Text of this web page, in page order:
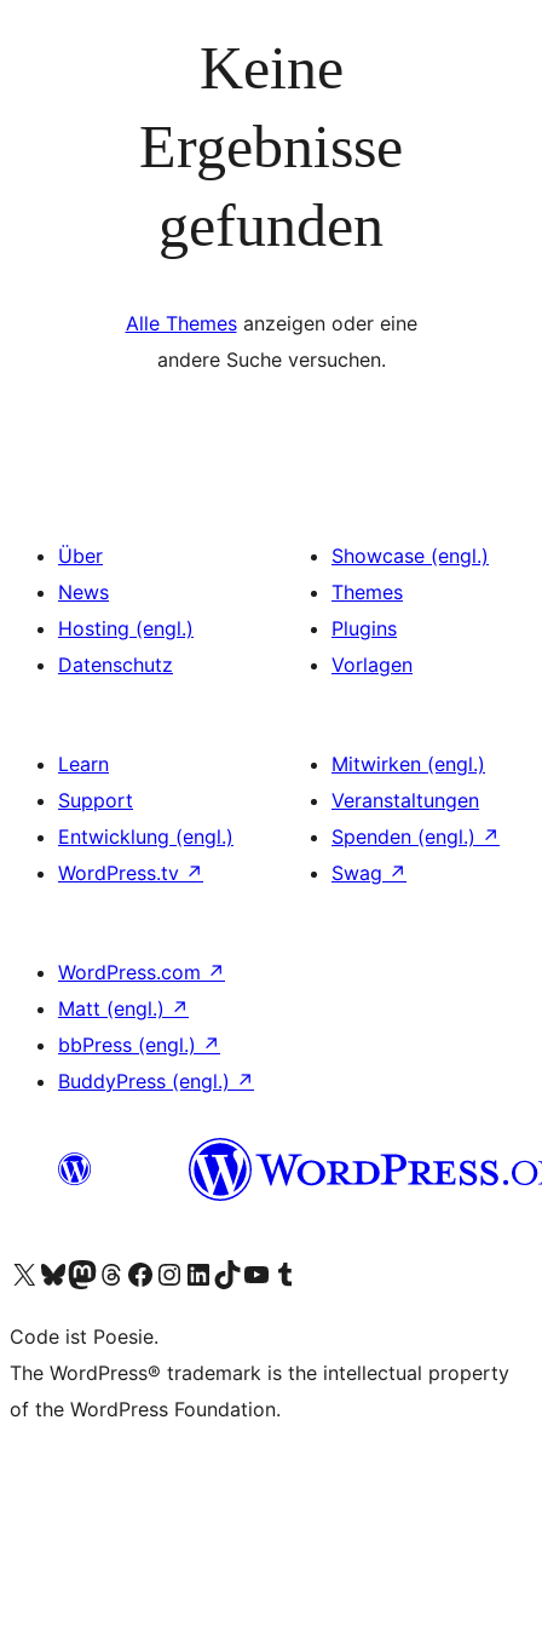
Keine
Ergebnisse
gefunden
Alle Themesanzeigen oder eine
andere Suche versuchen.
Über
News
Hosting (engl.)
Datenschutz
Showcase (engl.)
Themes
Plugins
Vorlagen
Learn
Support
Entwicklung (engl.)
WordPress.tv ↗
Mitwirken (engl.)
Veranstaltungen
Spenden (engl.) ↗
Swag ↗
WordPress.com ↗
Matt (engl.) ↗
bbPress (engl.) ↗
BuddyPress (engl.) ↗
Unser X-Konto (früher Twitter) besuchen
Unser Bluesky-Konto besuchen
Unser Mastodon-Konto besuchen
Unser Threads-Konto besuchen
Unsere Facebook-Seite besuchen
Unser Instagram-Konto besuchen
Unser LinkedIn-Konto besuchen
Unser TikTok-Konto besuchen
Unseren YouTube-Kanal besuchen
Unser Tumblr-Konto besuchen
Code ist Poesie.
The WordPress® trademark is the intellectual property
of the WordPress Foundation.